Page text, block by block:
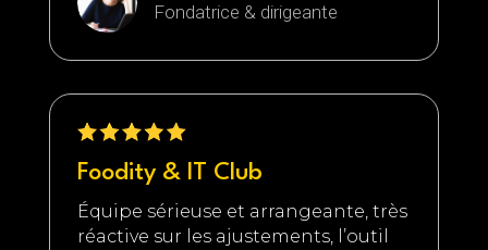
Fondatrice & dirigeante
Foodity & IT Club
Équipe sérieuse et arrangeante, très
réactive sur les ajustements, l’outil